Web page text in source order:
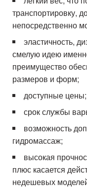
транспортировку,
непосредственно
эластичность,
смелую идею
преимущество
размеров и форм;
доступные цены;
срок службы
возможность
гидромассаж;
высокая
плюс касается
недешевых